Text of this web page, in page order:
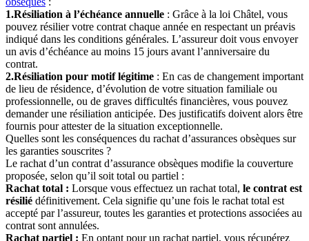
1.Résiliation à l’échéance annuelle : Grâce à la loi Châtel, vous
pouvez résilier votre contrat chaque année en respectant un préavis
indiqué dans les conditions générales. L’assureur doit vous envoyer
un avis d’échéance au moins 15 jours avant l’anniversaire du
contrat.
2.Résiliation pour motif légitime : En cas de changement important
de lieu de résidence, d’évolution de votre situation familiale ou
professionnelle, ou de graves difficultés financières, vous pouvez
demander une résiliation anticipée. Des justificatifs doivent alors être
fournis pour attester de la situation exceptionnelle.
Quelles sont les conséquences du rachat d’assurances obsèques sur
les garanties souscrites ?
Le rachat d’un contrat d’assurance obsèques modifie la couverture
proposée, selon qu’il soit total ou partiel :
Rachat total : Lorsque vous effectuez un rachat total, le contrat est
résilié définitivement. Cela signifie qu’une fois le rachat total est
accepté par l’assureur, toutes les garanties et protections associées au
contrat sont annulées.
Rachat partiel : En optant pour un rachat partiel, vous récupérez